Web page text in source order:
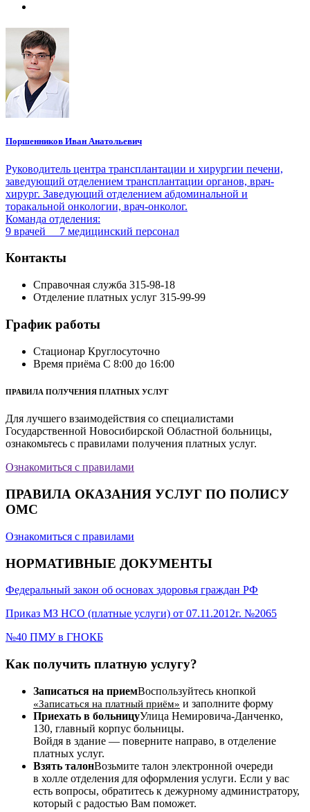
Поршенников Иван Анатольевич
Руководитель центра трансплантации и хирургии печени,
заведующий отделением трансплантации органов, врач-
хирург. Заведующий отделением абдоминальной и
торакальной онкологии, врач-онколог.
Команда отделения:
9 врачей 7 медицинский персонал
Контакты
Справочная служба 315-98-18
Отделение платных услуг 315-99-99
График работы
Стационар Круглосуточно
Время приёма С 8:00 до 16:00
ПРАВИЛА ПОЛУЧЕНИЯ ПЛАТНЫХ УСЛУГ
Для лучшего взаимодействия со специалистами
Государственной Новосибирской Областной больницы,
ознакомьтесь с правилами получения платных услуг.
Ознакомиться с правилами
ПРАВИЛА ОКАЗАНИЯ УСЛУГ ПО ПОЛИСУ
ОМС
Ознакомиться с правилами
НОРМАТИВНЫЕ ДОКУМЕНТЫ
Федеральный закон об основах здоровья граждан РФ
Приказ МЗ НСО (платные услуги) от 07.11.2012г. №2065
№40 ПМУ в ГНОКБ
Как получить платную услугу?
Записаться на приемВоспользуйтесь кнопкой
«Записаться на платный приём» и заполните форму
Приехать в больницуУлица Немировича-Данченко,
130, главный корпус больницы.
Войдя в здание — поверните направо, в отделение
платных услуг.
Взять талонВозьмите талон электронной очереди
в холле отделения для оформления услуги. Если у вас
есть вопросы, обратитесь к дежурному администратору,
который с радостью Вам поможет.